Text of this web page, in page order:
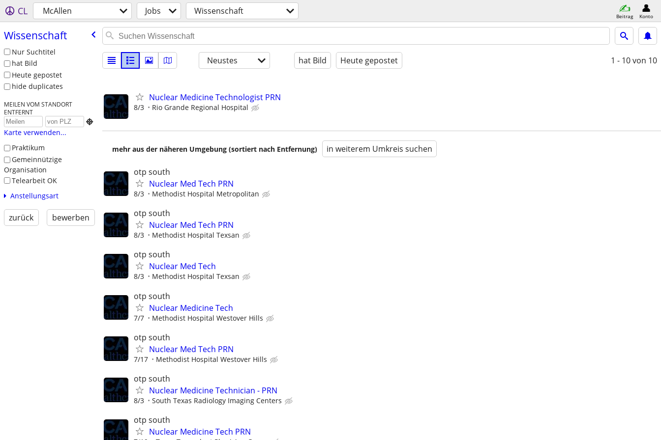
CL McAllen Jobs Wissenschaft Beitrag Konto
Wissenschaft
Nur Suchtitel
hat Bild
Heute gepostet
hide duplicates
MEILEN VOM STANDORT
ENTFERNT

Karte verwenden...
Praktikum
Gemeinnützige
Organisation
Telearbeit OK
Anstellungsart
zurück bewerben
Neustes hat Bild Heute gepostet 1 - 10von 10
Nuclear Medicine Technologist PRN
8/3 Rio Grande Regional Hospital
mehr aus der näheren Umgebung (sortiert nach Entfernung) in weiterem Umkreis suchen
otp south
Nuclear Med Tech PRN
8/3 Methodist Hospital Metropolitan
otp south
Nuclear Med Tech PRN
8/3 Methodist Hospital Texsan
otp south
Nuclear Med Tech
8/3 Methodist Hospital Texsan
otp south
Nuclear Medicine Tech
7/7 Methodist Hospital Westover Hills
otp south
Nuclear Med Tech PRN
7/17 Methodist Hospital Westover Hills
otp south
Nuclear Medicine Technician - PRN
8/3 South Texas Radiology Imaging Centers
otp south
Nuclear Medicine Tech PRN